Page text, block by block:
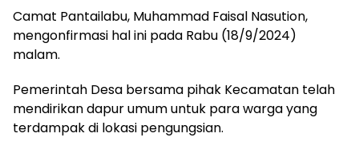
Camat Pantailabu, Muhammad Faisal Nasution,
mengonfirmasi hal ini pada Rabu (18/9/2024)
malam.
Pemerintah Desa bersama pihak Kecamatan telah
mendirikan dapur umum untuk para warga yang
terdampak di lokasi pengungsian.